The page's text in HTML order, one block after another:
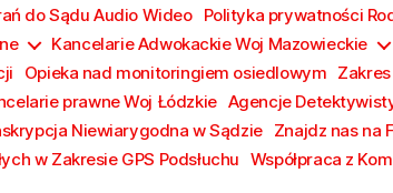
do Sądu Audio Wideo
Polityka prywatności
Kancelarie Adwokackie Woj Mazowieckie
Opieka nad monitoringiem osiedlowym
prawne Woj Łódzkie Agencje
Niewiarygodna w Sądzie Znajdz nas na
w Zakresie GPS Podsłuchu Współpraca z